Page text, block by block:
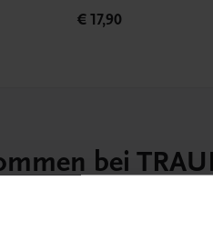
€ 17,90
bei